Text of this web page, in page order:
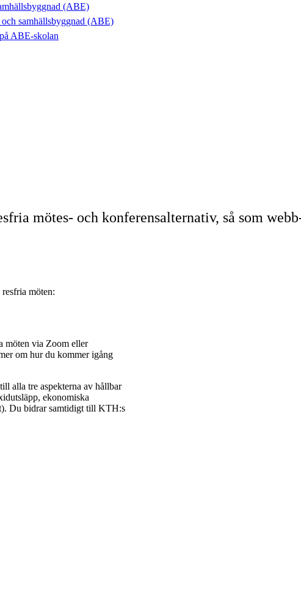
(ABE)
samhällsbyggnad (ABE)
ABE-skolan
mötes- och konferensalternativ, så som
möten:
möten via Zoom eller
om hur du kommer igång
alla tre aspekterna av hållbar
ekonomiska
Du bidrar samtidigt till KTH:s